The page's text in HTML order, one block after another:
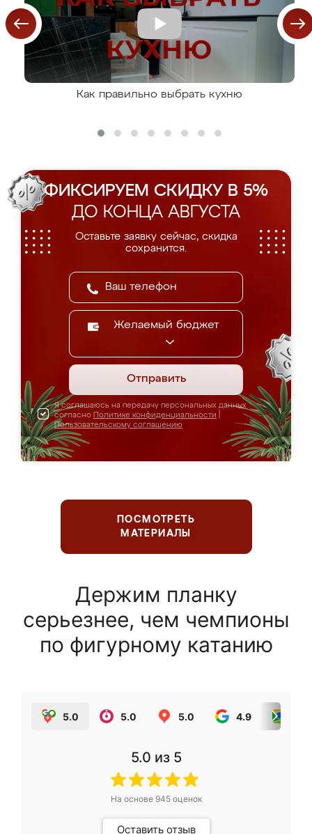
Как правильно выбрать кухню
ФИКСИРУЕМ СКИДКУ В 5%
ДО КОНЦА АВГУСТА
Оставьте заявку сейчас, скидка
сохранится.
Желаемый бюджет
Отправить
Я соглашаюсь на передачу персональных данных
согласно Политике конфиденциальности
Пользовательскому соглашению
ПОСМОТРЕТЬ
МАТЕРИАЛЫ
Держим планку
серьезнее, чем чемпионы
по фигурному катанию
5.0 5.0 5.0 4.9
5.0 из 5
На основе 945оценок
Оставить отзыв